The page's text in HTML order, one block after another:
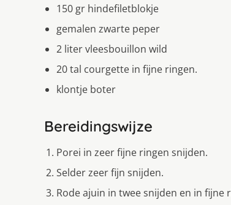
150 gr hindefiletblokje
gemalen zwarte peper
2 liter vleesbouillon wild
20 tal courgette in fijne ringen.
klontje boter
Bereidingswijze
Porei in zeer fijne ringen snijden.
Selder zeer fijn snijden.
Rode ajuin in twee snijden en in fijne